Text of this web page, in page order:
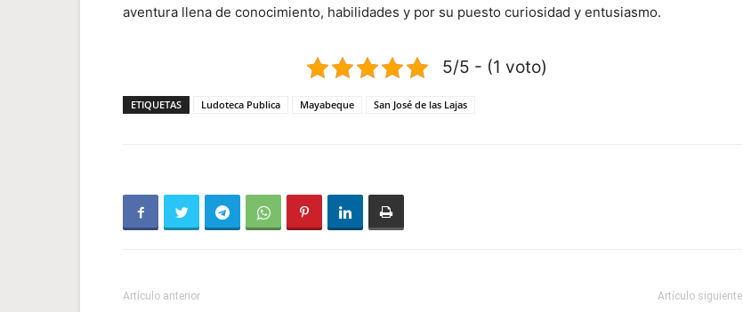
aventura llena de conocimiento, habilidades y por su puesto curiosidad y entusiasmo.
5/5 - (1 voto)
ETIQUETAS Ludoteca Publica Mayabeque San José de las Lajas
Artículo anterior Artículo siguiente